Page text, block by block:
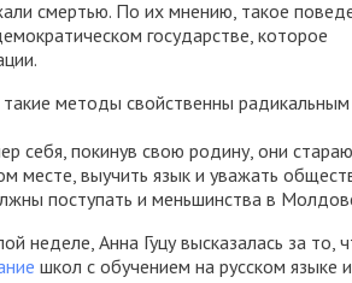
смертью. По их мнению, такое
государстве, которое
методы свойственны радикальным
себя, покинув свою родину, они
месте, выучить язык и уважать
поступать и меньшинства в
неделе, Анна Гуцу высказалась за то,
школ с обучением на русском языке